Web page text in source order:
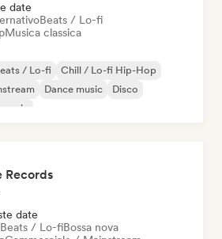
date
Beats / Lo-fi
Musica classica
/ Lo-fi
Chill / Lo-fi Hip-Hop
Dance music
Disco
Records
date
Beats / Lo-fiBossa nova